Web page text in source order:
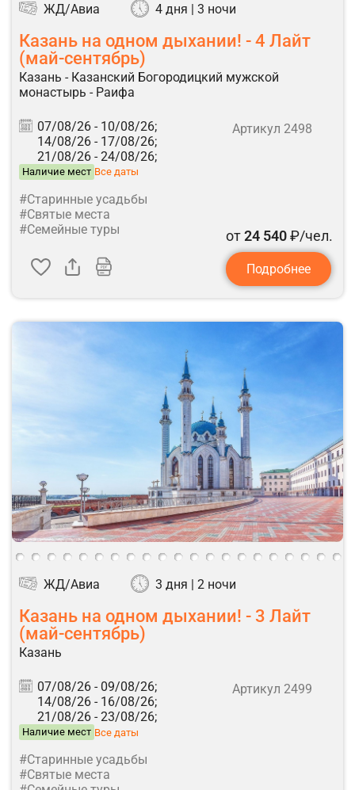
ЖД/Авиа 4 дня | 3 ночи
Казань на одном дыхании! - 4 Лайт
(май-сентябрь)
Казань - Казанский Богородицкий мужской
монастырь - Раифа
07/08/26 - 10/08/26;
14/08/26 - 17/08/26;
21/08/26 - 24/08/26;
Наличие мест Все даты
Артикул 2498
#Старинные усадьбы
#Святые места
#Семейные туры
от24 540₽/чел.
Подробнее
ЖД/Авиа 3 дня | 2 ночи
Казань на одном дыхании! - 3 Лайт
(май-сентябрь)
Казань
07/08/26 - 09/08/26;
14/08/26 - 16/08/26;
21/08/26 - 23/08/26;
Наличие мест Все даты
Артикул 2499
#Старинные усадьбы
#Святые места